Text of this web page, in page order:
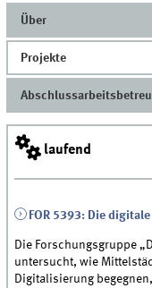
Über
Projekte
laufend
FOR 5393: Die
Die Forschungsgruppe
untersucht, wie
Digitalisierung